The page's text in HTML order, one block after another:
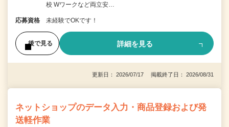
校 Wワークなど両立安…
応募資格 未経験でOKです！
後で見る 詳細を見る
更新日： 2026/07/17 掲載終了日： 2026/08/31
ネットショップのデータ入力・商品登録および発
送軽作業